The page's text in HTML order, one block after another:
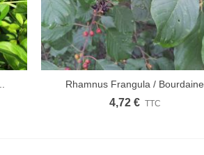
Rhamnus Frangula / Bourdaine
4,72 € TTC